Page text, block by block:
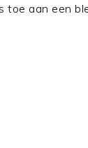
toe aan een